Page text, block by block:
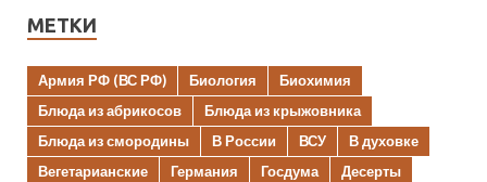
МЕТКИ
Армия РФ (ВС РФ) Биология
Биохимия
Блюда из абрикосов
Блюда из крыжовника
Блюда из смородины
В России ВСУ
В духовке
Вегетарианские
Германия Госдума
Десерты